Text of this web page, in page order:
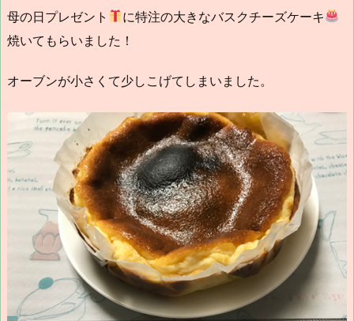
母の日プレゼント
に特注の大きなバスクチーズケーキ
焼いてもらいました！
オーブンが小さくて少しこげてしまいました。